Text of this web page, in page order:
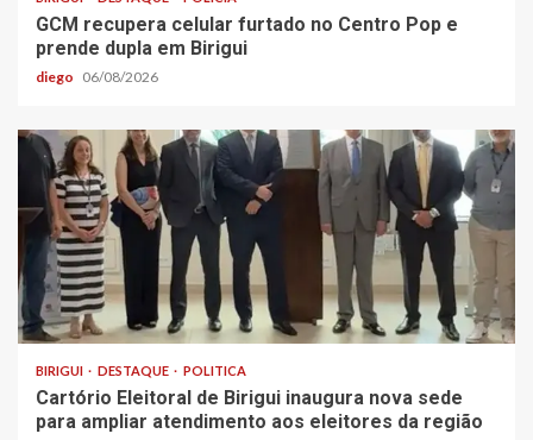
GCM recupera celular furtado no Centro Pop e
prende dupla em Birigui
diego 06/08/2026
BIRIGUI DESTAQUE POLITICA
Cartório Eleitoral de Birigui inaugura nova sede
para ampliar atendimento aos eleitores da região